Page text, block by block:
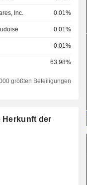
Inc. 0.01%
0.01%
0.01%
63.98%
größten Beteiligungen
Herkunft der